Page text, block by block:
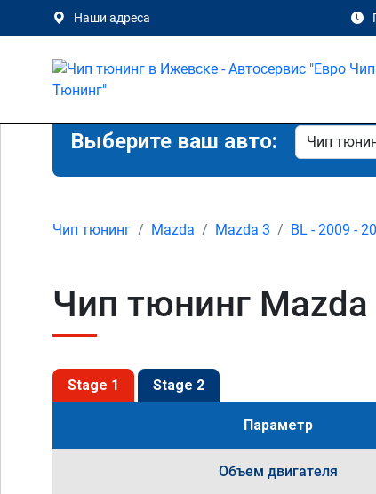
Наши адреса
Выберите ваш авто:
Чип тюнинг Mazda Mazda 3 BL - 2009 -
Чип тюнинг
Stage 1 Stage 2
Параметр
Объем двигателя